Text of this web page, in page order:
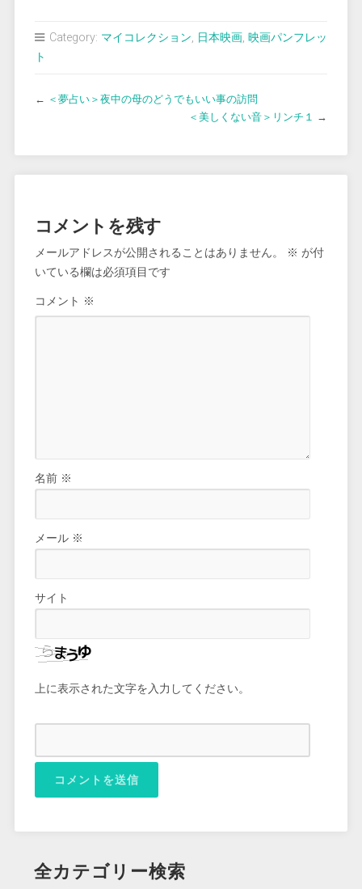
Category: マイコレクション, 日本映画, 映画パンフレッ
ト
← ＜夢占い＞夜中の母のどうでもいい事の訪問
＜美しくない音＞リンチ１ →
コメントを残す
メールアドレスが公開されることはありません。 ※ が付
いている欄は必須項目です
コメント ※
名前 ※
メール ※
サイト
上に表示された文字を入力してください。
全カテゴリー検索